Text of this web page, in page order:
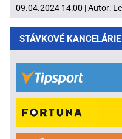
09.04.2024 14:00 | Autor:
STÁVKOVÉ KANCELÁRIE